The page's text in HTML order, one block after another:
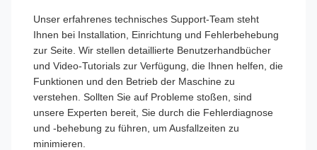
Unser erfahrenes technisches Support-Team steht
Ihnen bei Installation, Einrichtung und Fehlerbehebung
zur Seite. Wir stellen detaillierte Benutzerhandbücher
und Video-Tutorials zur Verfügung, die Ihnen helfen, die
Funktionen und den Betrieb der Maschine zu
verstehen. Sollten Sie auf Probleme stoßen, sind
unsere Experten bereit, Sie durch die Fehlerdiagnose
und -behebung zu führen, um Ausfallzeiten zu
minimieren.